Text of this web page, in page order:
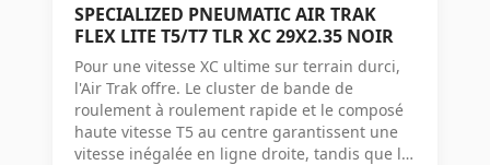
SPECIALIZED PNEUMATIC AIR TRAK
FLEX LITE T5/T7 TLR XC 29X2.35 NOIR
Pour une vitesse XC ultime sur terrain durci,
l'Air Trak offre. Le cluster de bande de
roulement à roulement rapide et le composé
haute vitesse T5 au centre garantissent une
vitesse inégalée en ligne droite, tandis que le